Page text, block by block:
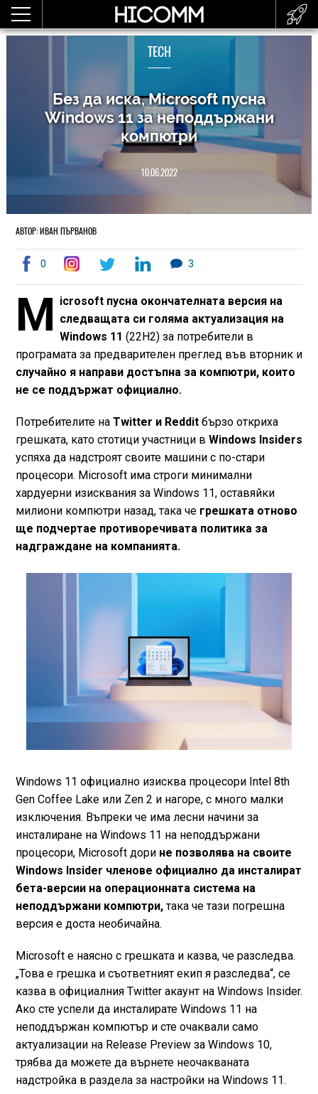
TECH
Без да иска, Microsoft пусна
Windows 11 за неподдържани
компютри
10.06.2022
АВТОР: ИВАН ПЪРВАНОВ
0 3
M icrosoft пусна окончателната версия на
следващата си голяма актуализация на
Windows 11 (22H2) за потребители в
програмата за предварителен преглед във вторник и
случайно я направи достъпна за компютри, които
не се поддържат официално.
Потребителите на Twitter и Redditбързо откриха
грешката, като стотици участници в Windows Insiders
успяха да надстроят своите машини с по-стари
процесори. Microsoft има строги минимални
хардуерни изисквания за Windows 11, оставяйки
милиони компютри назад, така че грешката отново
ще подчертае противоречивата политика за
надграждане на компанията.
Windows 11 официално изисква процесори Intel 8th
Gen Coffee Lake или Zen 2 и нагоре, с много малки
изключения. Въпреки че има лесни начини за
инсталиране на Windows 11 на неподдържани
процесори, Microsoft дори не позволява на своите
Windows Insider членове официално да инсталират
бета-версии на операционната система на
неподдържани компютри,така че тази погрешна
версия е доста необичайна.
Microsoft е наясно с грешката и казва, че разследва.
„Това е грешка и съответният екип я разследва“, се
казва в официалния Twitter акаунт на Windows Insider.
Ако сте успели да инсталирате Windows 11 на
неподдържан компютър и сте очаквали само
актуализации на Release Preview за Windows 10,
трябва да можете да върнете неочакваната
надстройка в раздела за настройки на Windows 11.